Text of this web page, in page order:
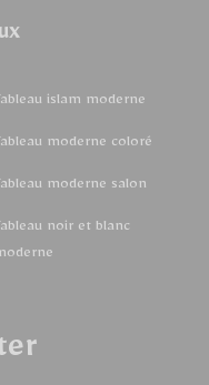
islam moderne
moderne coloré
moderne salon
noir et blanc